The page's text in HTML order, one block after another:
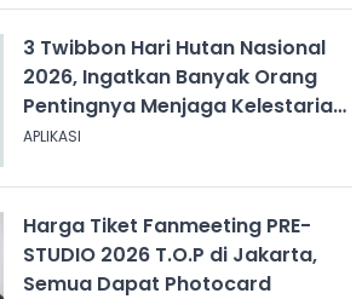
3 Twibbon Hari Hutan Nasional
2026, Ingatkan Banyak Orang
Pentingnya Menjaga Kelestarian
Hutan
APLIKASI
Harga Tiket Fanmeeting PRE-
STUDIO 2026 T.O.P di Jakarta,
Semua Dapat Photocard